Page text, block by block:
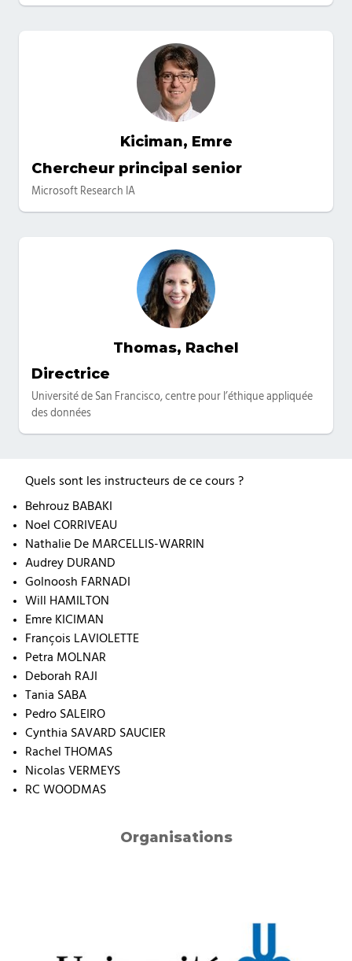
Kiciman, Emre
Catégories
Chercheur principal senior
Microsoft Research IA
Thomas, Rachel
Catégories
Directrice
Université de San Francisco, centre pour l’éthique appliquée
des données
Quels sont les instructeurs de ce cours ?
Behrouz BABAKI
Noel CORRIVEAU
Nathalie De MARCELLIS-WARRIN
Audrey DURAND
Golnoosh FARNADI
Will HAMILTON
Emre KICIMAN
François LAVIOLETTE
Petra MOLNAR
Deborah RAJI
Tania SABA
Pedro SALEIRO
Cynthia SAVARD SAUCIER
Rachel THOMAS
Nicolas VERMEYS
RC WOODMAS
Organisations